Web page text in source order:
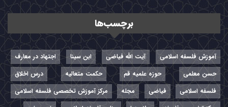
برچسب‌ها
آموزش فلسفه اسلامی آیت الله فیاضی ابن سینا
اجتهاد در معارف
حسن معلمی
حوزه علمیه قم حکمت متعالیه
درس اخلاق
فلسفه اسلامی
فیاضی مجله
مرکز آموزش تخصصی فلسفه اسلامی